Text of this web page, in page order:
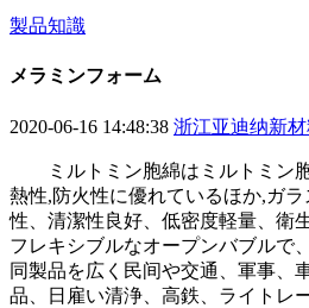
製品知識
メラミンフォーム
2020-06-16 14:48:38 浙江亚迪纳新
ミルトミン胞綿はミルトミン
熱性,防火性に優れているほか,ガ
性、清潔性良好、低密度軽量、衛
フレキシブルなオープンバブルで
同製品を広く民间や交通、軍事、
品、日雇い清浄、高鉄、ライトレ